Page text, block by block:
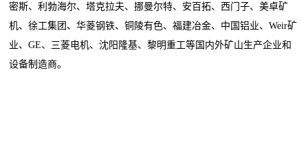
密斯、利勃海尔、塔克拉夫、挪曼尔特、安百拓、西门子、美卓矿
机、徐工集团、华菱钢铁、铜陵有色、福建冶金、中国铝业、Weir矿
业、GE、三菱电机、沈阳隆基、黎明重工等国内外矿山生产企业和
设备制造商。